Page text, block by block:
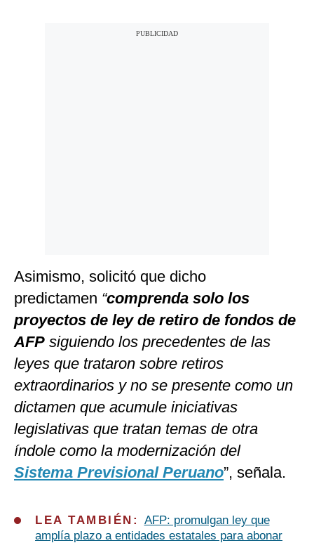
Asimismo, solicitó que dicho
predictamen “comprenda solo los
proyectos de ley de retiro de fondos de
AFP siguiendo los precedentes de las
leyes que trataron sobre retiros
extraordinarios y no se presente como un
dictamen que acumule iniciativas
legislativas que tratan temas de otra
índole como la modernización del
Sistema Previsional Peruano”, señala.
LEA TAMBIÉN: AFP: promulgan ley que
amplía plazo a entidades estatales para abonar